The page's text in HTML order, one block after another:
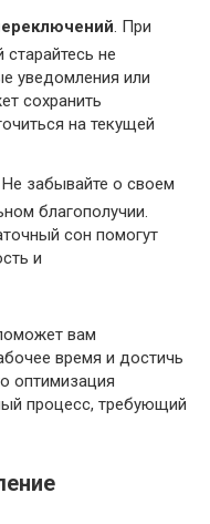
. При
не
уведомления или
сохранить
на текущей
Не забывайте о своем
благополучии.
сон помогут
и
вам
время и достичь
оптимизация
процесс, требующий